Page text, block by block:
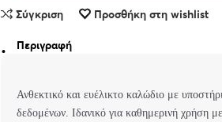
Σύγκριση Προσθήκη στη wishlist
Περιγραφή
Ανθεκτικό και ευέλικτο καλώδιο με
δεδομένων. Ιδανικό για καθημερινή χρήση